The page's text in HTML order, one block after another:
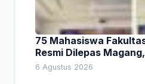
75 Mahasiswa
Resmi Dilepas
Empat Pesan Penting
6 Agustus 2026